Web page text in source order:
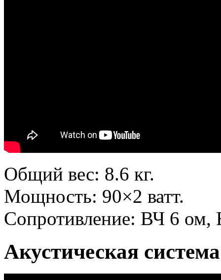
Общий вес: 8.6 кг.
Мощность: 90×2 ватт.
Сопротивление: ВЧ 6
Акустическая